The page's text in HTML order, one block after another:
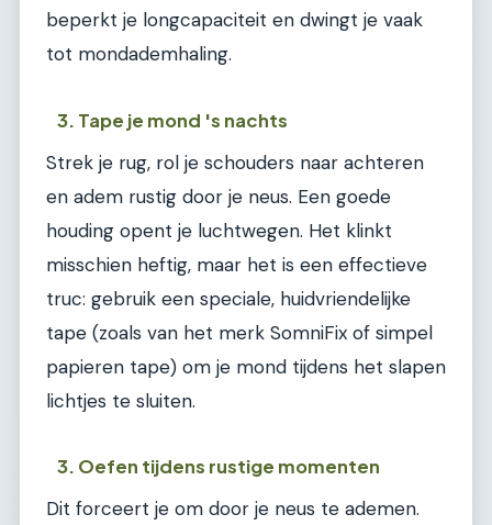
beperkt je longcapaciteit en dwingt je vaak
tot mondademhaling.
3. Tape je mond 's nachts
Strek je rug, rol je schouders naar achteren
en adem rustig door je neus. Een goede
houding opent je luchtwegen. Het klinkt
misschien heftig, maar het is een effectieve
truc: gebruik een speciale, huidvriendelijke
tape (zoals van het merk SomniFix of simpel
papieren tape) om je mond tijdens het slapen
lichtjes te sluiten.
3. Oefen tijdens rustige momenten
Dit forceert je om door je neus te ademen.